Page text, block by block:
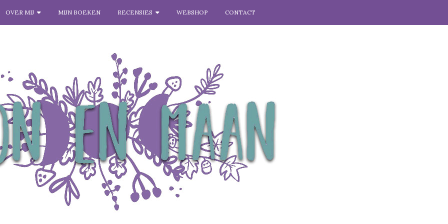
OVER MIJ MIJN BOEKEN RECENSIES WEBSHOP CONTACT